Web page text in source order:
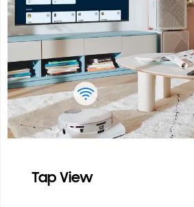
Tap View